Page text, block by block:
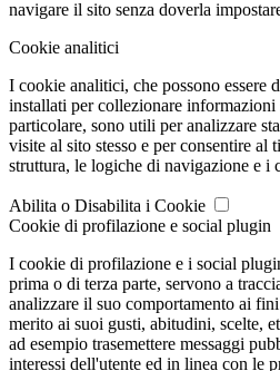
navigare il sito senza doverla
Cookie analitici
I cookie analitici, che possono essere
installati per collezionare
particolare, sono utili per analizzare
visite al sito stesso e per consentire al
struttura, le logiche di navigazione e i
Abilita o Disabilita i Cookie
Cookie di profilazione e social plugin
I cookie di profilazione e i social
prima o di terza parte, servono a
analizzare il suo comportamento ai
merito ai suoi gusti, abitudini, scelte,
ad esempio trasemettere messaggi
interessi dell'utente ed in linea con le